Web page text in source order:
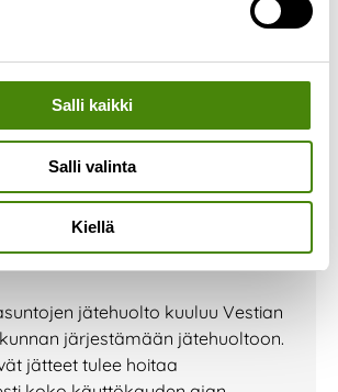
Salli kaikki
Salli valinta
Kiellä
kiinteistöjen
jätehuolto kuuluu Vestian
järjestämään jätehuoltoon.
jätteet tulee hoitaa